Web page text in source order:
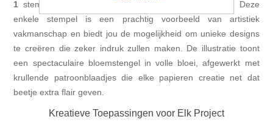
1 stempel van het prestigieuze merk
. Deze
enkele stempel is een prachtig voorbeeld van artistiek
vakmanschap en biedt jou de mogelijkheid om unieke designs
te creëren die zeker indruk zullen maken. De illustratie toont
een spectaculaire bloemstengel in volle bloei, afgewerkt met
krullende patroonblaadjes die elke papieren creatie net dat
beetje extra flair geven.
Kreatieve Toepassingen voor Elk Project